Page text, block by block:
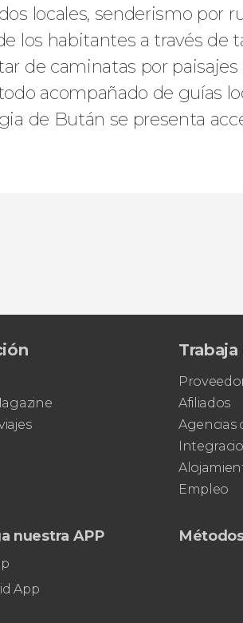
locales, senderismo por
los habitantes a través de
de caminatas por
acompañado de guías
de Bután se presenta
Afiliados
Agencias
Empleo
nuestra APP
App